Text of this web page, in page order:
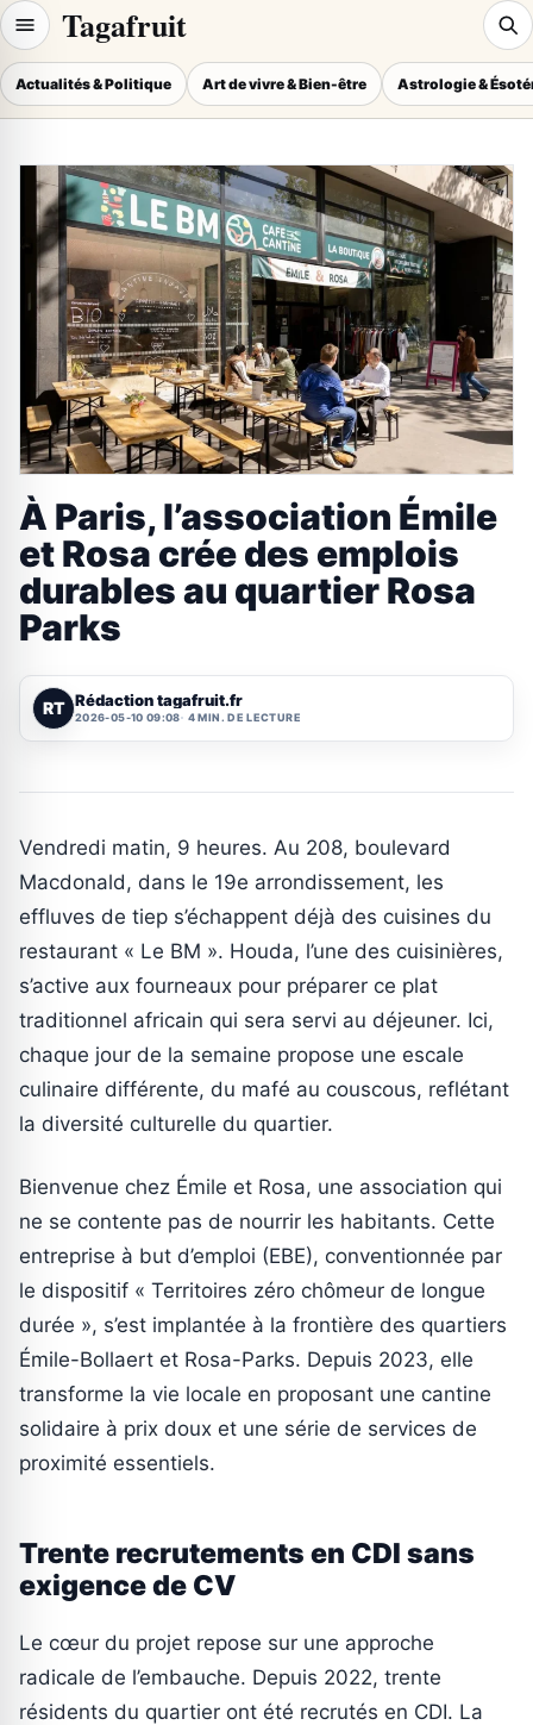
Tagafruit
Actualités & Politique Art de vivre & Bien-être Astrologie &
À Paris, l’association Émile
et Rosa crée des emplois
durables au quartier Rosa
Parks
RT Rédaction tagafruit.fr
2026-05-10 09:08 4 MIN. DE LECTURE
Vendredi matin, 9 heures. Au 208, boulevard
Macdonald, dans le 19e arrondissement, les
effluves de tiep s’échappent déjà des cuisines du
restaurant « Le BM ». Houda, l’une des cuisinières,
s’active aux fourneaux pour préparer ce plat
traditionnel africain qui sera servi au déjeuner. Ici,
chaque jour de la semaine propose une escale
culinaire différente, du mafé au couscous, reflétant
la diversité culturelle du quartier.
Bienvenue chez Émile et Rosa, une association qui
ne se contente pas de nourrir les habitants. Cette
entreprise à but d’emploi (EBE), conventionnée par
le dispositif « Territoires zéro chômeur de longue
durée », s’est implantée à la frontière des quartiers
Émile-Bollaert et Rosa-Parks. Depuis 2023, elle
transforme la vie locale en proposant une cantine
solidaire à prix doux et une série de services de
proximité essentiels.
Trente recrutements en CDI sans
exigence de CV
Le cœur du projet repose sur une approche
radicale de l’embauche. Depuis 2022, trente
résidents du quartier ont été recrutés en CDI. La